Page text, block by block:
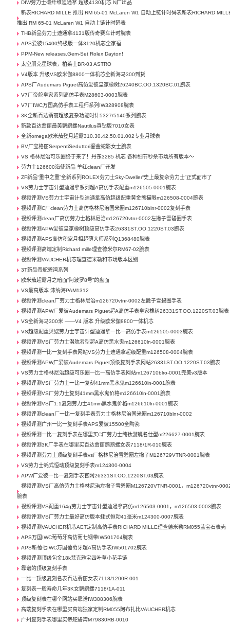
DIW劳力士碳纤维迪通拿 超级4130机芯 N厂出品
新表RICHARD MILLE 推出 RM 65-01 McLaren W1 自动上链计时码表新表RICHARD
推出 RM 65-01 McLaren W1 自动上链计时码表
THB新品劳力士迪通拿4131版传奇赛车计时腕表
APS爱彼15400终极版一体3120机芯全家福
PPM-New releases.Gem-Set Rolex Dayton!
太空朋克星球表，柏莱士BR-03 ASTRO
V4版本 升级VS欧米伽8800一体机芯全新海马300到货
APS厂Audemars Piguet高仿爱彼皇家橡树26240BC.OO.1320BC.01腕表
V7厂帝舵皇家系列高仿手表M28603-0003腕表
V7厂IWC万国高仿手表工程师系列IW328908腕表
3K全新百达翡丽超级复杂功能时计5327/5140系列腕表
新款百达翡丽最美鹦鹉螺Nautilus真钻版7010女表
全新omega欧米茄登月超霸310.30.42.50.01.002专业月球表
BV厂宝格丽SerpentiSeduttori鎏金蛇影女士腕表
VS 格林尼治可乐圈终于来了！丹东3285 机芯 各种细节秒杀市场所有版本～
劳力士126600海使新品 单红clean厂开发
ZF新品“重中之重”全新系列ROLEX劳力士Sky-Dweller“史上最复杂劳力士”正式面市了
VS劳力士宇宙计型迪通拿系列超A高仿手表配重m126505-0001腕表
视频评测VS劳力士宇宙计型迪通拿高仿超级配重黄金熊猫眼m126508-0004腕表
视频评测C厂clean劳力士高仿格林尼治国米圈m126710blnr-0002复刻手表
视频评测clean厂高仿劳力士格林尼治m126720vtnr-0002左撇子雪碧圈手表
视频评测APW爱彼皇家橡树顶级高仿手表26331ST.OO.1220ST.03腕表
视频评测APS高仿积家月相超薄大师系列Q1368480腕表
视频评测高端定制Richard mille理查德米尔RM67-02腕表
视频评测VAUCHER机芯理查德米勒和市场版本区别
3T新品帝舵碧湾系列
欧米茄超霸月之暗面“阿波罗8号”的盘面
VS最高版本 沛纳海PAM1312
视频评测clean厂劳力士格林尼治m126720vtnr-0002左撇子雪碧圈手表
视频评测APW厂爱彼Audemars Piguet超A高仿手表皇家橡树26331ST.OO.1220ST.03腕表
VS全新海马300米 ——V4 版本 升级欧米伽8800一体机芯
VS超级配重贝嫂劳力士宇宙计型迪通拿一比一高仿手表m126505-0003腕表
视频评测VS厂劳力士潜航者型超A高仿黑水鬼m126610ln-0001腕表
视频评测一比一复刻手表网站VS劳力士迪通拿超级配重m126508-0004腕表
视频评测APW厂爱彼Audemars Piguet顶级复刻手表网站26331ST.OO.1220ST.03腕表
VS劳力士格林尼治超级可乐圈一比一高仿手表网站m126710blro-0001完美v3版本
视频评测VS厂劳力士一比一复刻41mm黑水鬼m126610ln-0001腕表
视频评测VS厂劳力士复刻41mm黑水鬼价格m126610ln-0001腕表
视频评测VS厂1:1复刻劳力士41mm黑水鬼价格m126610ln-0001腕表
视频评测clean厂一比一复刻手表劳力士格林尼治国米圈m126710blnr-0002
视频评测广州一比一复刻手表APS爱彼15500全陶瓷
视频评测一比一复刻手表在哪里买C厂劳力士纯钛游艇名仕型m226627-0001腕表
视频评测3K厂手表在哪里买百达翡丽鹦鹉螺女表7118/1R-010腕表
视频评测劳力士顶级复刻手表vs厂格林尼治雪碧圈左撇子M126729VTNR-0001腕表
VS劳力士蚝式恒动顶级复刻手表m124300-0004
APW厂爱彼一比一复刻手表官网26331ST.OO.1220ST.03腕表
视频评测VS厂高仿劳力士格林尼治左撇子雪碧圈M126720VTNR-0001，m126720vtnr-
腕表
视频评测VS配重164g劳力士宇宙计型迪通拿高仿m126503-0001，m126503-0003腕表
视频评测VS厂劳力士最好高仿版本蚝式恒动41毫米m124300-0007腕表
视频评测VAUCHER机芯AET定制高仿手表RICHARD MILLE理查德米勒RM055蓝宝石表壳
APS万国IWC葡萄牙高仿葡七钢带IW501704腕表
APS新葡七IWC万国葡萄牙超A高仿手表IW501702腕表
视频评测顶级包金18k梵克雅宝四叶草小花手链
靠谱的顶级复刻手表
一比一顶级复刻名表百达翡丽女表7118/1200R-001
复刻表一般寿命几年3K女鹦鹉螺7118/1A-011
顶级复刻表在哪个网站买靠谱IW388306腕表
高端复刻手表在哪里买高端独家定制RM055阿布扎比VAUCHER机芯
广州复刻手表哪里买帝舵碧湾M79830RB-0010